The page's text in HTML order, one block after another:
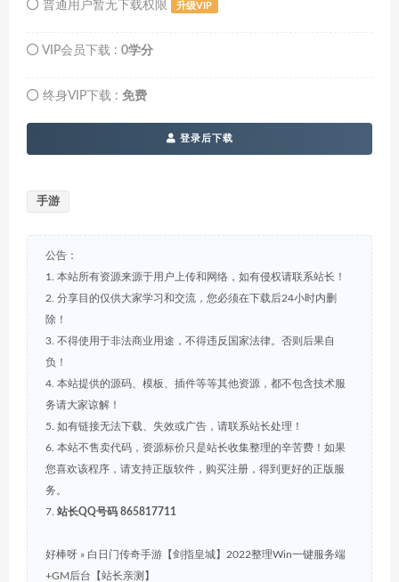
普通用户暂无下载权限 升级VIP
VIP会员下载 : 0学分
终身VIP下载 : 免费
登录后下载
手游
公告：
1. 本站所有资源来源于用户上传和网络，如有侵权请联系站长！
2. 分享目的仅供大家学习和交流，您必须在下载后24小时内删
除！
3. 不得使用于非法商业用途，不得违反国家法律。否则后果自
负！
4. 本站提供的源码、模板、插件等等其他资源，都不包含技术服
务请大家谅解！
5. 如有链接无法下载、失效或广告，请联系站长处理！
6. 本站不售卖代码，资源标价只是站长收集整理的辛苦费！如果
您喜欢该程序，请支持正版软件，购买注册，得到更好的正版服
务。
7. 站长QQ号码 865817711
好棒呀 » 白日门传奇手游【剑指皇城】2022整理Win一键服务端
+GM后台【站长亲测】